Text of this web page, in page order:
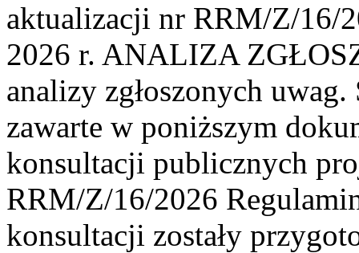
aktualizacji nr RRM/Z/16/
2026 r. ANALIZA
analizy zgłoszonych
zawarte w poniższym
konsultacji publicznych
RRM/Z/16/2026
konsultacji zostały